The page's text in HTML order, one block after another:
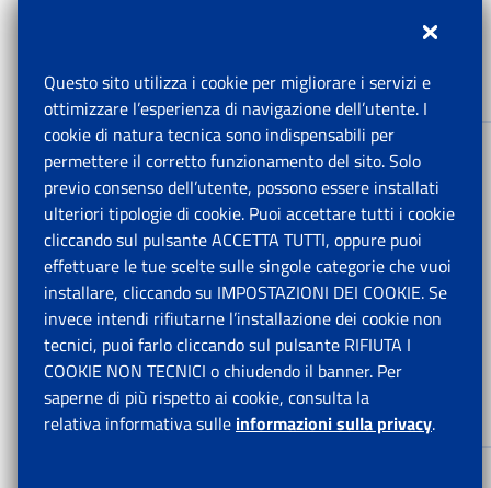
dello sport
D7
LAVORATORI
DIPENDENTI
DELLE
AMMINISTRAZIONI
PUBBLICHE
AUTORIZZATI AD
ATTIVITA’
RETRIBUITA –
D.lgs n. 36/2021
art. 25, comma 6 –
riforma sport
24%
Questo sito utilizza i cookie per migliorare i servizi e
ottimizzare l’esperienza di navigazione dell’utente. I
cookie di natura tecnica sono indispensabili per
permettere il corretto funzionamento del sito. Solo
previo consenso dell’utente, possono essere installati
ulteriori tipologie di cookie. Puoi accettare tutti i cookie
cliccando sul pulsante ACCETTA TUTTI, oppure puoi
effettuare le tue scelte sulle singole categorie che vuoi
installare, cliccando su IMPOSTAZIONI DEI COOKIE. Se
invece intendi rifiutarne l’installazione dei cookie non
tecnici, puoi farlo cliccando sul pulsante RIFIUTA I
COOKIE NON TECNICI o chiudendo il banner. Per
saperne di più rispetto ai cookie, consulta la
relativa informativa sulle informazioni sulla privacy.